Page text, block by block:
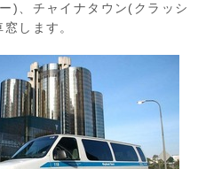
)、チャイナタウン(クラッシ
します。